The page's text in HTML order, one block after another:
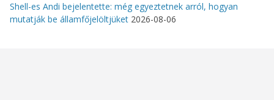
Shell-es Andi bejelentette: még egyeztetnek arról, hogyan
mutatják be államfőjelöltjüket 2026-08-06